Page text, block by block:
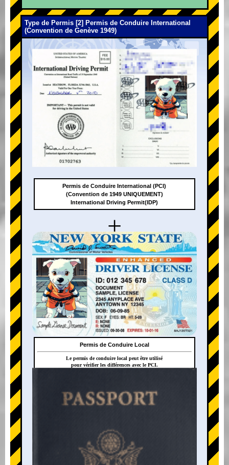
Type de Permis [2] Permis de Conduire International
(Convention de Genève 1949)
+
+
Permis de Conduire International (PCI)
(Convention de 1949 UNIQUEMENT)
International Driving Permit(IDP)
Permis de Conduire Local
Le permis de conduire local peut être utilisé
pour vérifier les différences avec le PCI.